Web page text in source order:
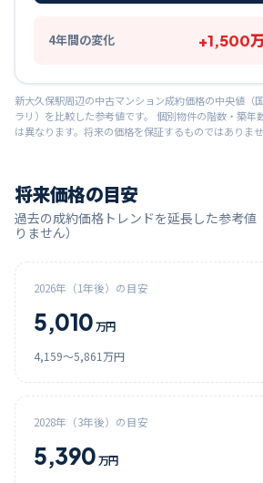
4年間の変化 +1,500
新大久保駅周辺の中古マンション成約価格の中央値（
ラリ）を比較した参考値です。 個別物件の階数・築年
は異なります。将来の価格を保証するものではありませ
将来価格の目安
過去の成約価格トレンドを延長した参考値
りません）
2026年（1年後）の目安
5,010 万円
4,159〜5,861 万円
2028年（3年後）の目安
5,390 万円